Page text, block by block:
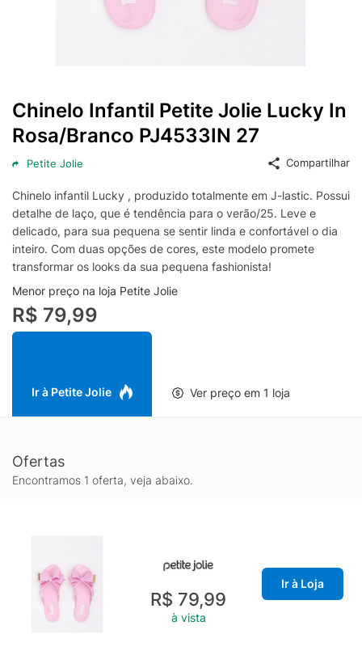
Chinelo Infantil Petite Jolie Lucky In
Rosa/Branco PJ4533IN 27
Petite Jolie Compartilhar
Chinelo infantil Lucky , produzido totalmente em J-lastic. Possui
detalhe de laço, que é tendência para o verão/25. Leve e
delicado, para sua pequena se sentir linda e confortável o dia
inteiro. Com duas opções de cores, este modelo promete
transformar os looks da sua pequena fashionista!
Menor preço na loja Petite Jolie
R$ 79,99
Ir à Petite Jolie Ver preço em 1 loja
Ofertas
Encontramos 1 oferta, veja abaixo.
R$ 79,99
à vista
Ir à Loja